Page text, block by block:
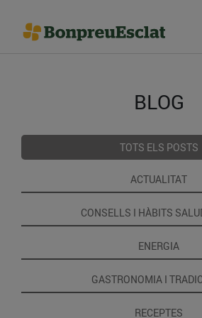
BLOG
TOTS ELS POSTS
ACTUALITAT
CONSELLS I HÀBITS
ENERGIA
GASTRONOMIA I
RECEPTES